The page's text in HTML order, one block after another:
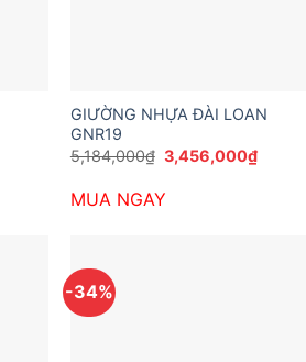
GIƯỜNG NHỰA ĐÀI LOAN
GNR19
5,184,000₫ Giá
gốc
5,184,000₫.
3,456,000₫Giá
MUA NGAY
-34%